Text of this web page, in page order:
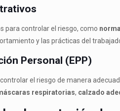
para controlar el riesgo, como
y las prácticas del
Personal (EPP)
el riesgo de manera
respiratorias, calzado